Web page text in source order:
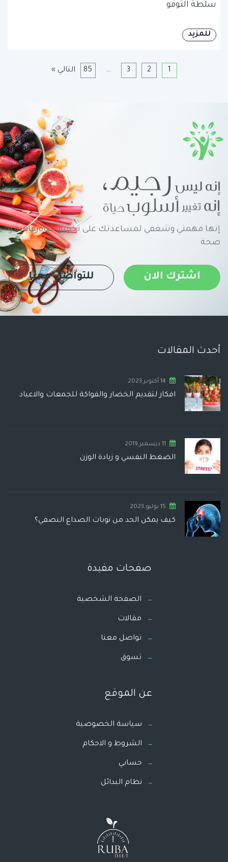
سلطة التوفو
للمزيد
1
2
3
…
85 التالي »
إنها مهمتي وشغفي لمساعدتك على تحقيق حياةرفاهية و
صحة
اشترك الان للتواصل معنا
أحدث المقالات
14 أكتوبر,2023
افكار لتقديم الخضار والفواكة للجمعات والاعياد
11 ديسمبر,2019
الضغط النفسي و زيادة الوزن
15 يوليو,2023
كيف يمكن الحد من نوبات الصداع النصفي؟
صفحات مفيدة
الصفحة الشخصية
مقالات
تواصل معنا
تسوق
عن الموقع
سياسة الخصوصية
الشروط و الاحكام
حسابي
نظام البدائل